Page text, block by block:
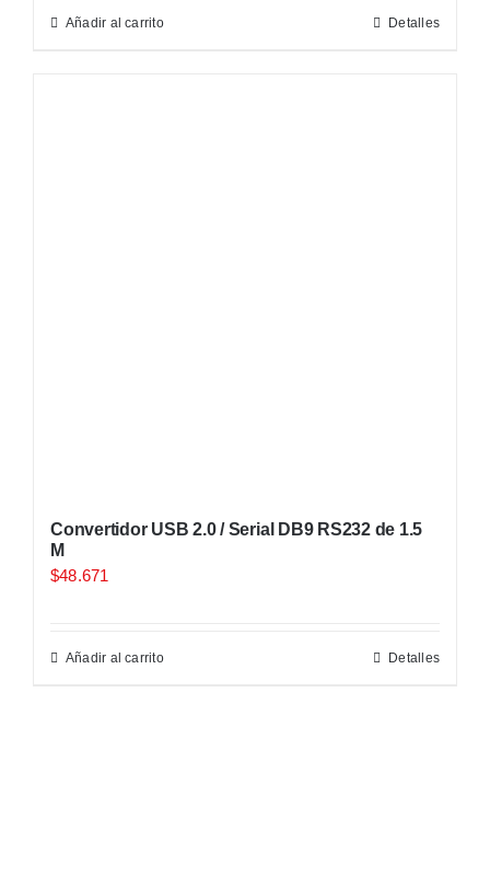
Añadir al carrito Detalles
Convertidor USB 2.0 / Serial DB9 RS232 de 1.5
M
$48.671
Añadir al carrito Detalles